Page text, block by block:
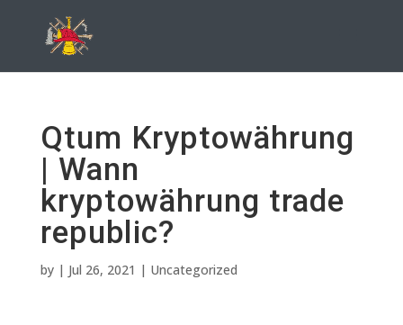
Qtum Kryptowährung
| Wann
kryptowährung trade
republic?
by | Jul 26, 2021 | Uncategorized